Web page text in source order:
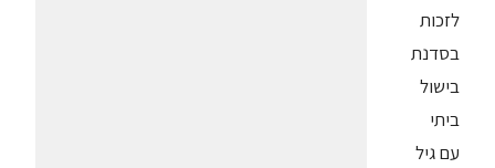
לזכות
בסדנת
בישול
ביתי
עם גיל